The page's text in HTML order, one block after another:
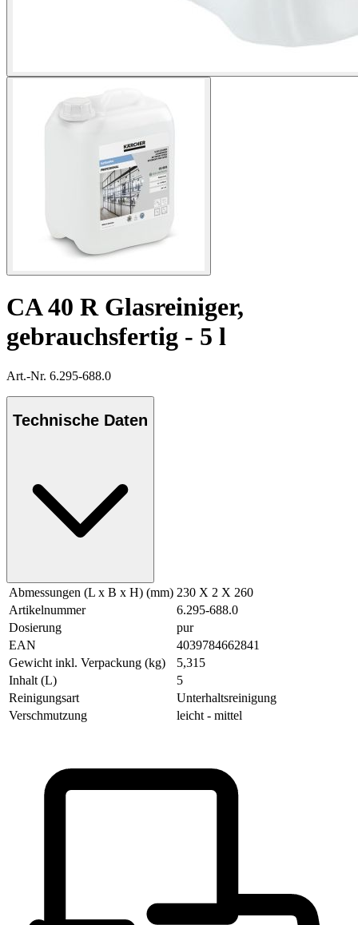
CA 40 R Glasreiniger,
gebrauchsfertig - 5 l
Art.-Nr. 6.295-688.0
Technische Daten
Abmessungen (L x B x H) (mm) 230 X 2 X 260
Artikelnummer
6.295-688.0
Dosierung
pur
EAN
4039784662841
Gewicht inkl. Verpackung (kg)
5,315
Inhalt (L)
5
Reinigungsart
Unterhaltsreinigung
Verschmutzung
leicht - mittel